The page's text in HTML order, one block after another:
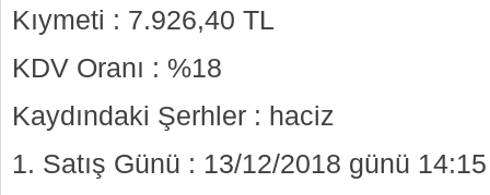
Kıymeti : 7.926,40 TL
KDV Oranı : %18
Kaydındaki Şerhler : haciz
1. Satış Günü : 13/12/2018 günü